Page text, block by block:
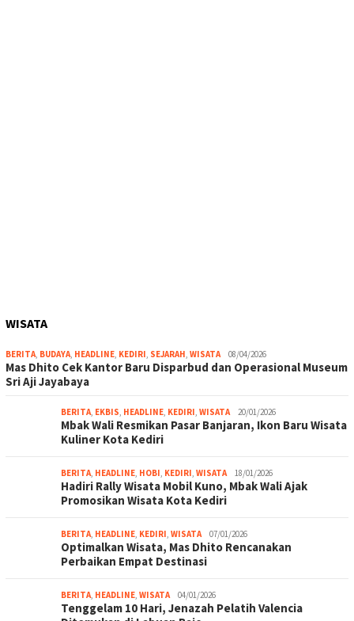
WISATA
BERITA, BUDAYA, HEADLINE, KEDIRI, SEJARAH, WISATA 08/04/2026
Mas Dhito Cek Kantor Baru Disparbud dan Operasional Museum
Sri Aji Jayabaya
BERITA, EKBIS, HEADLINE, KEDIRI, WISATA 20/01/2026
Mbak Wali Resmikan Pasar Banjaran, Ikon Baru Wisata
Kuliner Kota Kediri
BERITA, HEADLINE, HOBI, KEDIRI, WISATA 18/01/2026
Hadiri Rally Wisata Mobil Kuno, Mbak Wali Ajak
Promosikan Wisata Kota Kediri
BERITA, HEADLINE, KEDIRI, WISATA 07/01/2026
Optimalkan Wisata, Mas Dhito Rencanakan
Perbaikan Empat Destinasi
BERITA, HEADLINE, WISATA 04/01/2026
Tenggelam 10 Hari, Jenazah Pelatih Valencia